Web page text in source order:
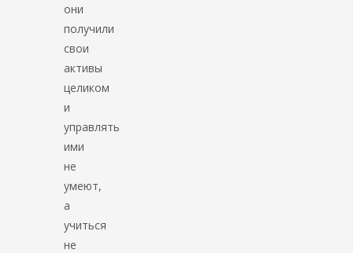
они
получили
свои
активы
целиком
и
управлять
ими
не
умеют,
а
учиться
не